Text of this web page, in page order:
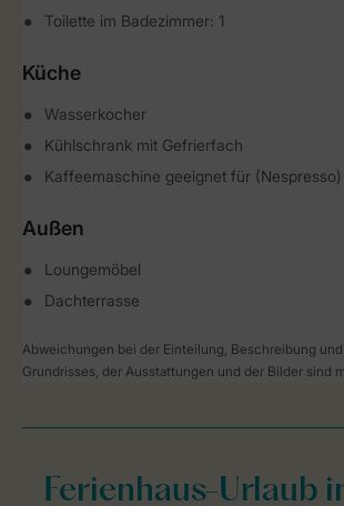
Toilette im Badezimmer: 1
Küche
Wasserkocher
Kühlschrank mit Gefrierfach
Kaffeemaschine geeignet für (Nespresso)
Außen
Loungemöbel
Dachterrasse
Abweichungen bei der Einteilung, Beschreibung
Grundrisses, der Ausstattungen und der Bilder sind
Ferienhaus-Urlaub